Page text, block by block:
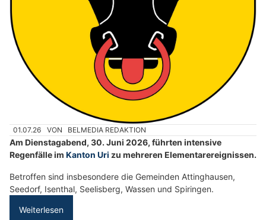
01.07.26 VON BELMEDIA REDAKTION
Am Dienstagabend, 30. Juni 2026, führten intensive
Regenfälle im Kanton Uri zu mehreren Elementarereignissen.
Betroffen sind insbesondere die Gemeinden Attinghausen,
Seedorf, Isenthal, Seelisberg, Wassen und Spiringen.
Weiterlesen